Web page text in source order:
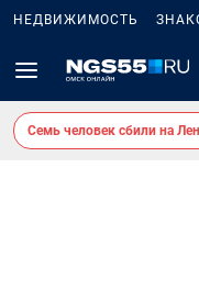
НЕДВИЖИМОСТЬ
Семь человек сбили на